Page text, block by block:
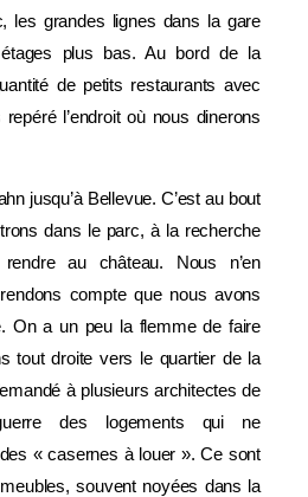
les grandes lignes dans la gare
étages plus bas. Au bord de la
de petits restaurants avec
l’endroit où nous dinerons
jusqu’à Bellevue. C’est au bout
dans le parc, à la recherche
au château. Nous n’en
compte que nous avons
On a un peu la flemme de faire
tout droite vers le quartier de la
à plusieurs architectes de
des logements qui ne
« casernes à louer ». Ce sont
souvent noyées dans la